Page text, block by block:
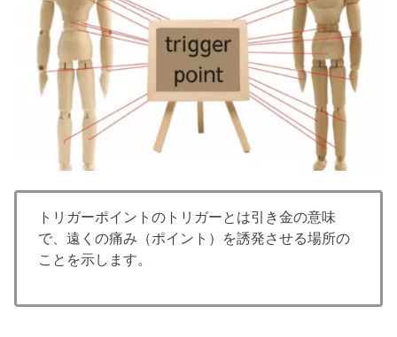
トリガーポイントのトリガーとは引き金の意味
で、遠くの痛み（ポイント）を誘発させる場所の
ことを示します。